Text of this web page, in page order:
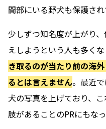
間部にいる野犬も保護され
少しずつ知名度が上がり
えしようという人も多くな
き取るのが当たり前の海
るとは言えません。最近
犬の写真を上げており、
肢があることのPRにもなっ